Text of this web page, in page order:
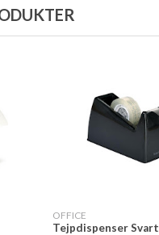
OFFICE
Tejpdispenser Svart